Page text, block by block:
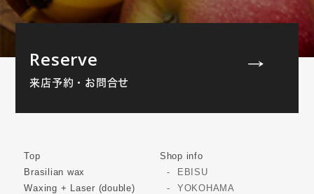
Reserve
来店予約・お問合せ
Top
Brasilian wax
Waxing + Laser (double)
Shop info
EBISU
YOKOHAMA